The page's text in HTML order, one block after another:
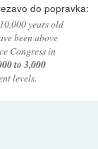
do popravka:
years old
been above
Congress in
to 3,000
levels.